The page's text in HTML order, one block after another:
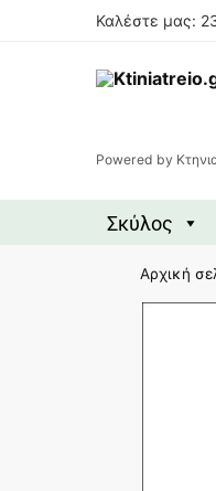
Καλέστε μας:
Powered by
Σκύλος
Αρχική